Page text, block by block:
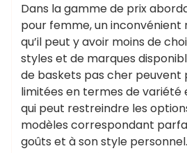
Dans la gamme de prix
pour femme, un inconvénient
qu’il peut y avoir moins de
styles et de marques
de baskets pas cher peuvent
limitées en termes de variété
qui peut restreindre les
modèles correspondant
goûts et à son style